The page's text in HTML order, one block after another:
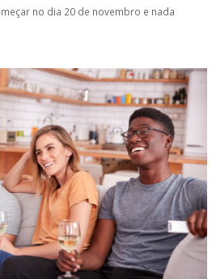
no dia 20 de novembro e nada